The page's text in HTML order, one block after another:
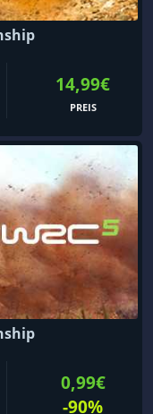
14,99€
PREIS
0,99€
-90%